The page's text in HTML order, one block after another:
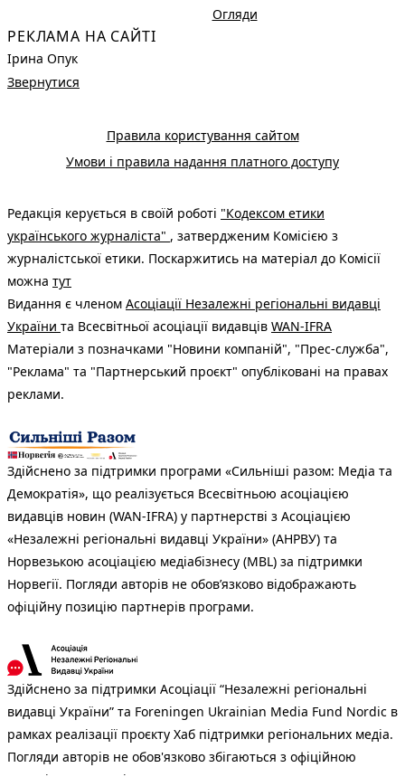
РЕКЛАМА НА САЙТІ
Ірина Опук
Звернутися
Огляди
Правила користування сайтом
Умови і правила надання платного доступу
Редакція керується в своїй роботі "Кодексом етики
українського журналіста" , затвердженим Комісією з
журналістської етики. Поскаржитись на матеріал до Комісії
можна тут
Видання є членом Асоціації Незалежні регіональні видавці
України та Всесвітньої асоціації видавців WAN-IFRA
Матеріали з позначками "Новини компаній", "Прес-служба",
"Реклама" та "Партнерський проєкт" опубліковані на правах
реклами.
Здійснено за підтримки програми «Сильніші разом: Медіа та
Демократія», що реалізується Всесвітньою асоціацією
видавців новин (WAN-IFRA) у партнерстві з Асоціацією
«Незалежні регіональні видавці України» (АНРВУ) та
Норвезькою асоціацією медіабізнесу (MBL) за підтримки
Норвегії. Погляди авторів не обов’язково відображають
офіційну позицію партнерів програми.
Здійснено за підтримки Асоціації “Незалежні регіональні
видавці України” та Foreningen Ukrainian Media Fund Nordic в
рамках реалізації проєкту Хаб підтримки регіональних медіа.
Погляди авторів не обов'язково збігаються з офіційною